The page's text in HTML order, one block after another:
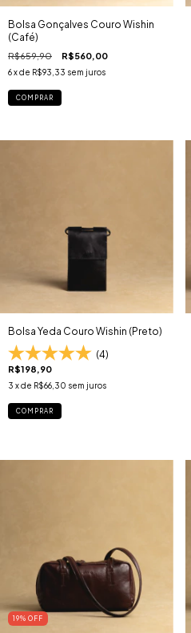
Bolsa Gonçalves Couro Wishin
(Café)
R$659,90 R$560,00
6x de R$93,33 sem juros
COMPRAR
Bolsa Yeda Couro Wishin (Preto)
(4)
R$198,90
3 x de R$66,30 sem juros
COMPRAR
19% OFF